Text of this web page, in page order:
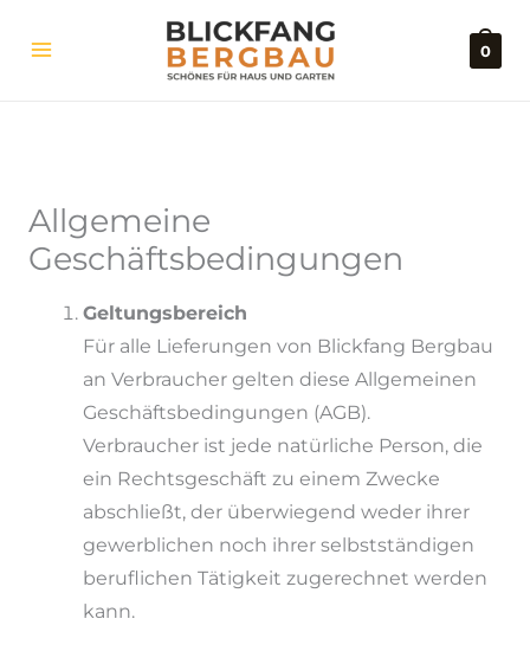
Inhalt
0
Allgemeine
Geschäftsbedingungen
Geltungsbereich
Für alle Lieferungen von Blickfang Bergbau
an Verbraucher gelten diese Allgemeinen
Geschäftsbedingungen (AGB).
Verbraucher ist jede natürliche Person, die
ein Rechtsgeschäft zu einem Zwecke
abschließt, der überwiegend weder ihrer
gewerblichen noch ihrer selbstständigen
beruflichen Tätigkeit zugerechnet werden
kann.